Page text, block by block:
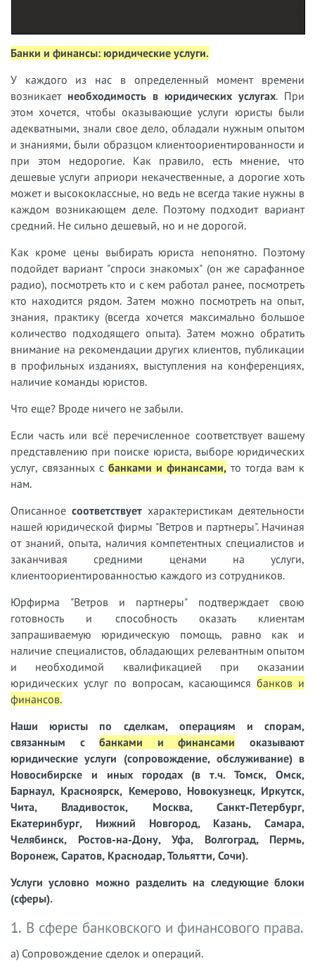
Банки и финансы: юридические услуги.
У каждого из нас в определенный момент времени
возникает необходимость в юридических услугах. При
этом хочется, чтобы оказывающие услуги юристы были
адекватными, знали свое дело, обладали нужным опытом
и знаниями, были образцом клиентоориентированности и
при этом недорогие. Как правило, есть мнение, что
дешевые услуги априори некачественные, а дорогие хоть
может и высококлассные, но ведь не всегда такие нужны в
каждом возникающем деле. Поэтому подходит вариант
средний. Не сильно дешевый, но и не дорогой.
Как кроме цены выбирать юриста непонятно. Поэтому
подойдет вариант "спроси знакомых" (он же сарафанное
радио), посмотреть кто и с кем работал ранее, посмотреть
кто находится рядом. Затем можно посмотреть на опыт,
знания, практику (всегда хочется максимально большое
количество подходящего опыта). Затем можно обратить
внимание на рекомендации других клиентов, публикации
в профильных изданиях, выступления на конференциях,
наличие команды юристов.
Что еще? Вроде ничего не забыли.
Если часть или всё перечисленное соответствует вашему
представлению при поиске юриста, выборе юридических
услуг, связанных с банками и финансами, то тогда вам к
нам.
Описанное соответствует характеристикам деятельности
нашей юридической фирмы "Ветров и партнеры". Начиная
от знаний, опыта, наличия компетентных специалистов и
заканчивая средними ценами на услуги,
клиентоориентированностью каждого из сотрудников.
Юрфирма "Ветров и партнеры" подтверждает свою
готовность и способность оказать клиентам
запрашиваемую юридическую помощь, равно как и
наличие специалистов, обладающих релевантным опытом
и необходимой квалификацией при оказании
юридических услуг по вопросам, касающимсябанков и
финансов.
Наши юристы
по сделкам, операциям и спорам,
связанным сбанками и финансами оказывают
юридические услуги (сопровождение, обслуживание) в
Новосибирске и иных городах (в т.ч. Томск, Омск,
Барнаул, Красноярск, Кемерово, Новокузнецк, Иркутск,
Чита, Владивосток, Москва, Санкт-Петербург,
Екатеринбург, Нижний Новгород, Казань, Самара,
Челябинск, Ростов-на-Дону, Уфа, Волгоград, Пермь,
Воронеж, Саратов, Краснодар, Тольятти, Сочи).
Услуги условно можно разделить на следующие блоки
(сферы).
1. В сфере банковского и финансового права.
а) Сопровождение сделок и операций.